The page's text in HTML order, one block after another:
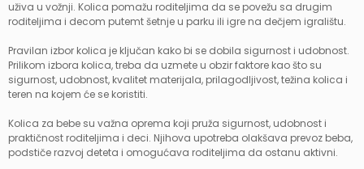
uživa u vožnji. Kolica pomažu roditeljima da se povežu sa drugim
roditeljima i decom putemt šetnje u parku ili igre na dečjem igralištu.
Pravilan izbor kolica je ključan kako bi se dobila sigurnost i udobnost.
Prilikom izbora kolica, treba da uzmete u obzir faktore kao što su
sigurnost, udobnost, kvalitet materijala, prilagodljivost, težina kolica i
teren na kojem će se koristiti.
Kolica za bebe su važna oprema koji pruža sigurnost, udobnost i
praktičnost roditeljima i deci. Njihova upotreba olakšava prevoz beba,
podstiče razvoj deteta i omogućava roditeljima da ostanu aktivni.